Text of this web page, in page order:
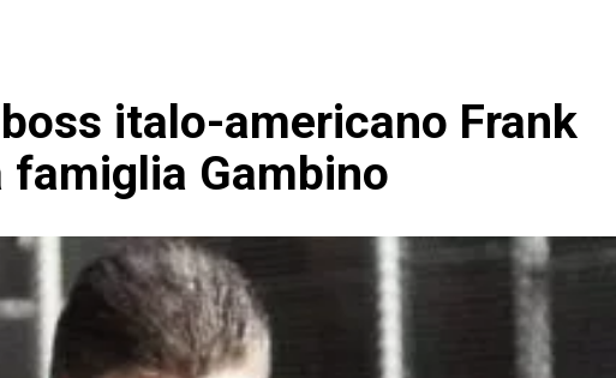
italo-americano Frank
famiglia Gambino